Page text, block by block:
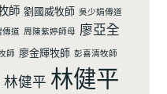
師 劉國威牧師 吳少娟傳道
傳道 周陳紫婷師母 廖亞全
師 廖金輝牧師 彭喜清牧師
林健平 林健平